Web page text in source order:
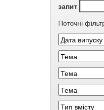
запит
Поточні